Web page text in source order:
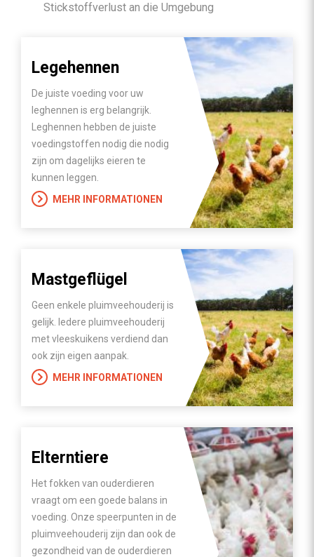
Stickstoffverlust an die Umgebung
Legehennen
De juiste voeding voor uw
leghennen is erg belangrijk.
Leghennen hebben de juiste
voedingstoffen nodig die nodig
zijn om dagelijks eieren te
kunnen leggen.
MEHR INFORMATIONEN
Mastgeflügel
Geen enkele pluimveehouderij is
gelijk. Iedere pluimveehouderij
met vleeskuikens verdiend dan
ook zijn eigen aanpak.
MEHR INFORMATIONEN
Elterntiere
Het fokken van ouderdieren
vraagt om een goede balans in
voeding. Onze speerpunten in de
pluimveehouderij zijn dan ook de
gezondheid van de ouderdieren